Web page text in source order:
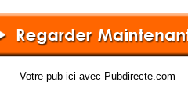
Votre pub ici avec Pubdirecte.com